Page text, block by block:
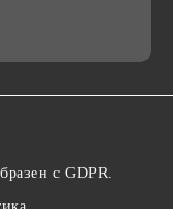
с GDPR.